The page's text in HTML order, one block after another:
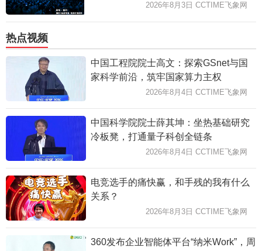
2026年8月3日 CCTIME飞象网
热点视频
中国工程院院士高文：探索GSnet与国
家科学前沿，筑牢国家算力主权
2026年8月4日 CCTIME飞象网
中国科学院院士薛其坤：坐热基础研究
冷板凳，打通量子科创全链条
2026年8月4日 CCTIME飞象网
电竞选手的痛快赢，和手残的我有什么
关系？
2026年8月3日 CCTIME飞象网
360发布企业智能体平台“纳米Work”，周